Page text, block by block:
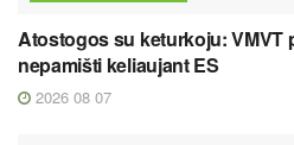
Atostogos su keturkoju: VMVT
nepamišti keliaujant ES
2026 08 07